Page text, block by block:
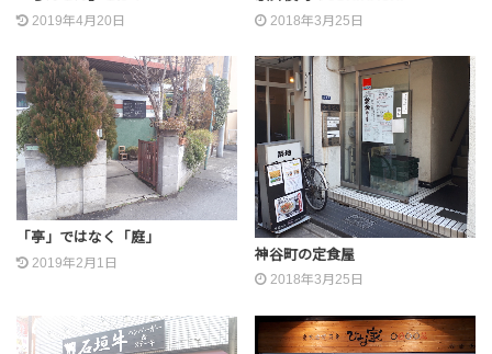
2019年4月20日 2018年3月25日
「亭」ではなく「庭」
2019年2月1日
神谷町の定食屋
2018年3月25日